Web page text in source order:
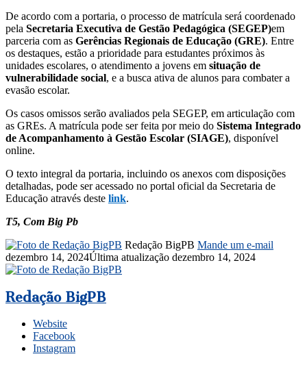
De acordo com a portaria, o processo de matrícula será coordenado
pela Secretaria Executiva de Gestão Pedagógica (SEGEP)em
parceria com as Gerências Regionais de Educação (GRE). Entre
os destaques, estão a prioridade para estudantes próximos às
unidades escolares, o atendimento a jovens em situação de
vulnerabilidade social, e a busca ativa de alunos para combater a
evasão escolar.
Os casos omissos serão avaliados pela SEGEP, em articulação com
as GREs. A matrícula pode ser feita por meio do Sistema Integrado
de Acompanhamento à Gestão Escolar (SIAGE), disponível
online.
O texto integral da portaria, incluindo os anexos com disposições
detalhadas, pode ser acessado no portal oficial da Secretaria de
Educação através deste link.
T5, Com Big Pb
Redação BigPB Mande um e-mail
dezembro 14, 2024Última atualização dezembro 14, 2024
Redação BigPB
Website
Facebook
Instagram